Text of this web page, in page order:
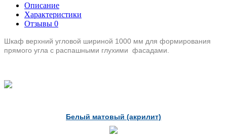
Описание
Характеристики
Отзывы 0
Шкаф верхний угловой шириной 1000 мм для формирования
прямого угла с распашными глухими фасадами.
Белый матовый (акрилит)